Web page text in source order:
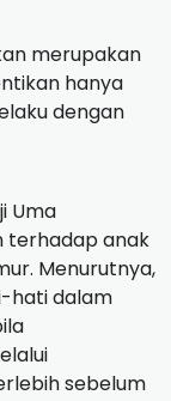
merupakan
hanya
dengan
Uma
terhadap anak
Menurutnya,
hati dalam
sebelum